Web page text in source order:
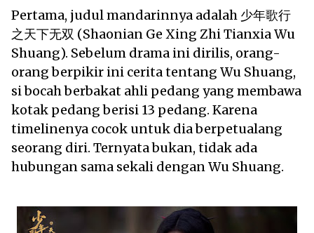
Pertama, judul mandarinnya adalah 少年歌行
之天下无双 (Shaonian Ge Xing Zhi Tianxia Wu
Shuang). Sebelum drama ini dirilis, orang-
orang berpikir ini cerita tentang Wu Shuang,
si bocah berbakat ahli pedang yang membawa
kotak pedang berisi 13 pedang. Karena
timelinenya cocok untuk dia berpetualang
seorang diri. Ternyata bukan, tidak ada
hubungan sama sekali dengan Wu Shuang.